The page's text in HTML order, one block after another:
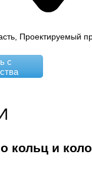
Проектируемый
с
кольц и